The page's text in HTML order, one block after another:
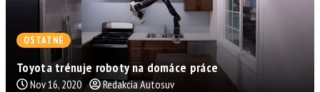
OSTATNÉ
Toyota trénuje roboty na domáce práce
Nov 16, 2020 Redakcia Autosuv